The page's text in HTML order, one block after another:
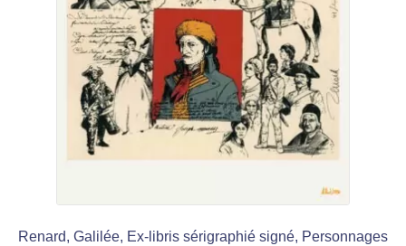
Renard, Galilée, Ex-libris sérigraphié signé, Personnages